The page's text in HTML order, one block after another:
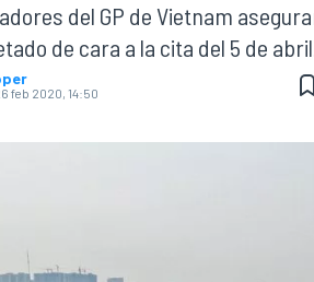
del GP de Vietnam
de cara a la cita del 5 de abril.
feb 2020, 14:50